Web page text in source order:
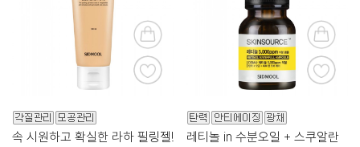
속 시원하고 확실한 라하 필링젤! 레티놀 in 수분오일 + 스쿠알란